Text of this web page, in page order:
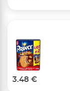
3.48 €